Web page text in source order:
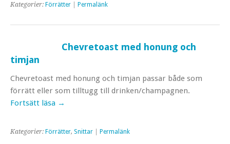
Kategorier: Förrätter Permalänk
Chevretoast med honung och
timjan
Chevretoast med honung och timjan passar både som
förrätt eller som tilltugg till drinken/champagnen.
Fortsätt läsa →
Kategorier: Förrätter, Snittar Permalänk